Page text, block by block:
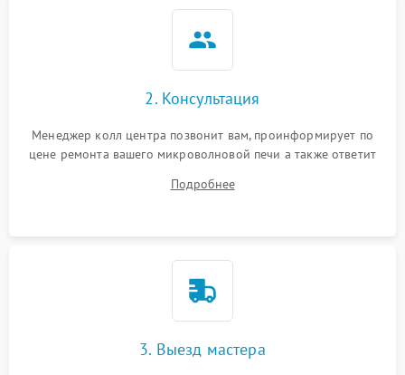
1000 ₽
2. Консультация
Менеджер колл центра позвонит вам, проинформирует по
цене ремонта вашего микроволновой печи а также ответит
Подробнее
3. Выезд мастера